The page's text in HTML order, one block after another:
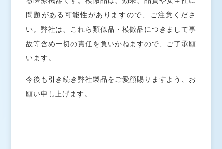
エムセラ®とは
導入施設
問題がある可能性がありますので、ご注意くださ
い。弊社は、これら類似品・模倣品につきまして事
故等含め一切の責任を負いかねますので、ご了承願
います。
今後も引き続き弊社製品をご愛顧賜りますよう、お
願い申し上げます。